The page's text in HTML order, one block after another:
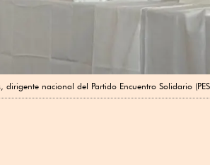
dirigente nacional del Partido Encuentro Solidario